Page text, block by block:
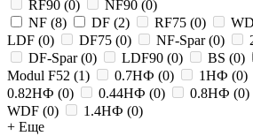
RF90 (0) NF90 (0)
NF (8) DF (2) RF75 (0)
LDF (0) DF75 (0) NF-Spar(0)
DF-Spar(0) LDF90 (0) BS (0)
Modul F52 (1) 0.7НФ (0) 1НФ (0)
0.82НФ (0) 0.44НФ (0) 0.8НФ (0)
WDF (0) 1.4НФ (0)
+ Еще